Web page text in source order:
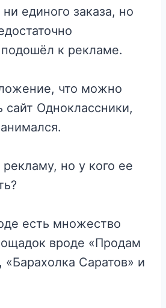
единого заказа, но
подошёл к рекламе.
что можно
сайт Одноклассники,
но у кого ее
есть множество
вроде «Продам
«Барахолка Саратов» и